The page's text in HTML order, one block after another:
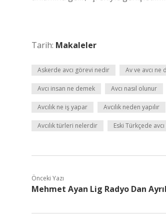
Tarih: Makaleler
Askerde avcı görevi nedir Av ve avcı ne
Avcı insan ne demek Avcı nasıl olunur
Avcılık ne iş yapar Avcılık neden yapılır
Avcılık türleri nelerdir Eski Türkçede
Önceki Yazı
Mehmet Ayan Lig Radyo Dan